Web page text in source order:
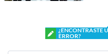
¿ENCONTRASTE
ERROR?